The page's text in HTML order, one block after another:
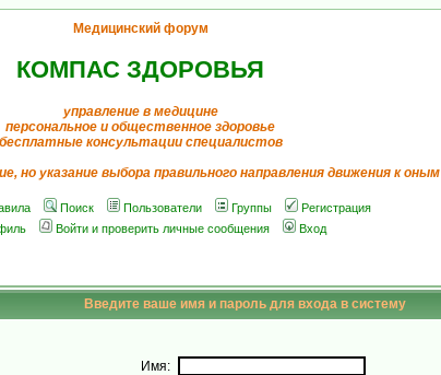
Медицинский форум
КОМПАС ЗДОРОВЬЯ
управление в медицине
персональное и общественное здоровье
бесплатные консультации специалистов
но указание выбора правильного направления движения к оным
Поиск Пользователи Группы
Регистрация
Войти и проверить личные сообщения Вход
Введите ваше имя и пароль для входа в систему
Имя: